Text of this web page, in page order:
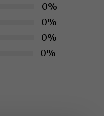
0%
0%
0%
0%